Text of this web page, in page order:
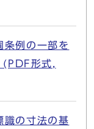
例の一部を
形式,
識の寸法の基